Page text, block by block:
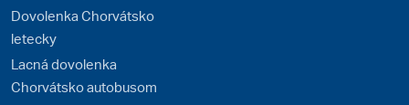
Dovolenka Chorvátsko
letecky
Lacná dovolenka
Chorvátsko autobusom